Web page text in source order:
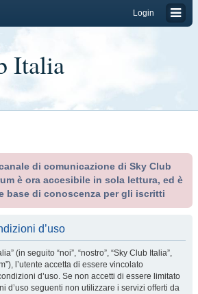
Login
Italia
di comunicazione di Sky Club
è ora accesibile in sola lettura, ed è
base di conoscenza per gli iscritti
d’uso
(in seguito “noi”, “nostro”, “Sky Club Italia”,
l’utente accetta di essere vincolato
d’uso. Se non accetti di essere limitato
d’uso seguenti non utilizzare i servizi offerti da